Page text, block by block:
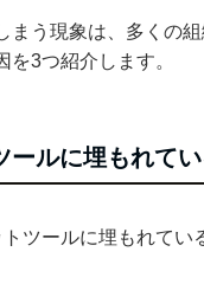
まう現象は、多くの
3つ紹介します。
ールに埋もれて
ツールに埋もれてい